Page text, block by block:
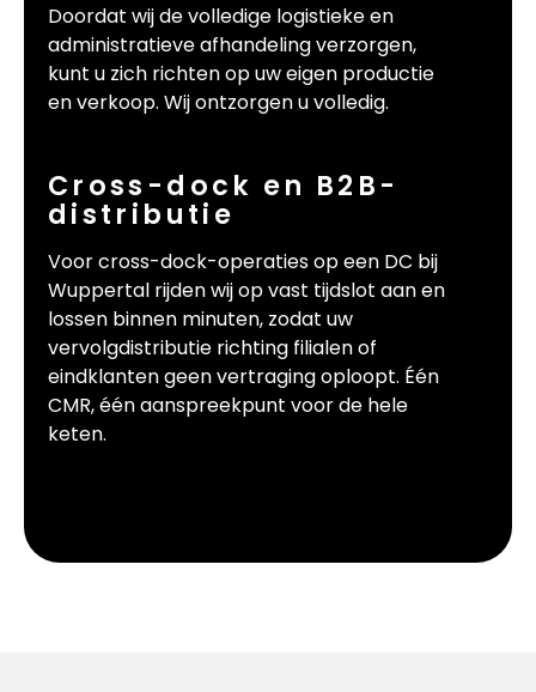
Doordat wij de volledige logistieke en
administratieve afhandeling verzorgen,
kunt u zich richten op uw eigen productie
en verkoop. Wij ontzorgen u volledig.
Cross-dock en B2B-
distributie
Voor cross-dock-operaties op een DC bij
Wuppertal rijden wij op vast tijdslot aan en
lossen binnen minuten, zodat uw
vervolgdistributie richting filialen of
eindklanten geen vertraging oploopt. Één
CMR, één aanspreekpunt voor de hele
keten.